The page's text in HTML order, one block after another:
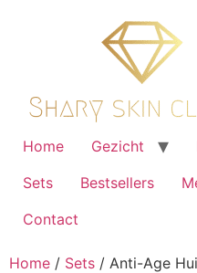
Home Gezicht
Sets
Bestsellers
Contact
Home / Sets / Anti-Age